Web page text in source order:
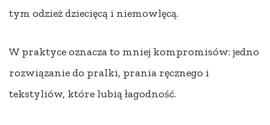
tym odzież dziecięcą i niemowlęcą.
W praktyce oznacza to mniej kompromisów: jedno
rozwiązanie do pralki, prania ręcznego i
tekstyliów, które lubią łagodność.